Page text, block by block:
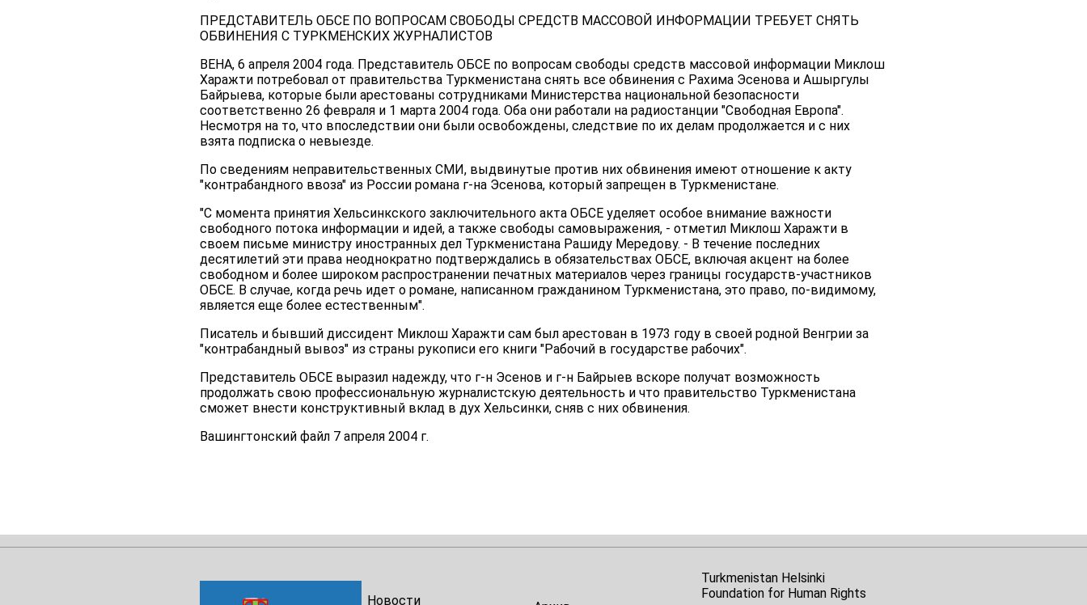
ПРЕДСТАВИТЕЛЬ ОБСЕ ПО ВОПРОСАМ СВОБОДЫ СРЕДСТВ МАССОВОЙ ИНФОРМАЦИИ ТРЕБУЕТ СНЯТЬ
ОБВИНЕНИЯ С ТУРКМЕНСКИХ ЖУРНАЛИСТОВ
ВЕНА, 6 апреля 2004 года. Представитель ОБСЕ по вопросам свободы средств массовой информации Миклош
Харажти потребовал от правительства Туркменистана снять все обвинения с Рахима Эсенова и Ашыргулы
Байрыева, которые были арестованы сотрудниками Министерства национальной безопасности
соответственно 26 февраля и 1 марта 2004 года. Оба они работали на радиостанции "Свободная Европа".
Несмотря на то, что впоследствии они были освобождены, следствие по их делам продолжается и с них
взята подписка о невыезде.
По сведениям неправительственных СМИ, выдвинутые против них обвинения имеют отношение к акту
"контрабандного ввоза" из России романа г-на Эсенова, который запрещен в Туркменистане.
"С момента принятия Хельсинкского заключительного акта ОБСЕ уделяет особое внимание важности
свободного потока информации и идей, а также свободы самовыражения, - отметил Миклош Харажти в
своем письме министру иностранных дел Туркменистана Рашиду Мередову. - В течение последних
десятилетий эти права неоднократно подтверждались в обязательствах ОБСЕ, включая акцент на более
свободном и более широком распространении печатных материалов через границы государств-участников
ОБСЕ. В случае, когда речь идет о романе, написанном гражданином Туркменистана, это право, по-видимому,
является еще более естественным".
Писатель и бывший диссидент Миклош Харажти сам был арестован в 1973 году в своей родной Венгрии за
"контрабандный вывоз" из страны рукописи его книги "Рабочий в государстве рабочих".
Представитель ОБСЕ выразил надежду, что г-н Эсенов и г-н Байрыев вскоре получат возможность
продолжать свою профессиональную журналистскую деятельность и что правительство Туркменистана
сможет внести конструктивный вклад в дух Хельсинки, сняв с них обвинения.
Вашингтонский файл 7 апреля 2004 г.
Новости
Turkmenistan Helsinki
Foundation for Human Rights